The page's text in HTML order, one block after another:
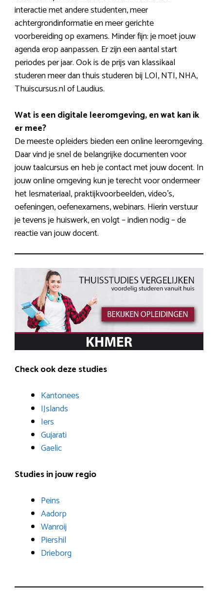
interactie met andere studenten, meer
achtergrondinformatie en meer gerichte
voorbereiding op examens. Minder fijn: je moet jouw
agenda erop aanpassen. Er zijn een aantal start
periodes per jaar. Ook is de prijs van klassikaal
studeren meer dan thuis studeren bij LOI, NTI, NHA,
Thuiscursus.nl of Laudius.
Wat is een digitale leeromgeving, en wat kan ik
er mee?
De meeste opleiders bieden een online leeromgeving.
Daar vind je snel de belangrijke documenten voor
jouw taalcursus en heb je contact met jouw docent. In
jouw online omgeving kun je terecht voor ondermeer
het lesmateriaal, praktijkvoorbeelden, video’s,
oefeningen, oefenexamens, webinars. Hierin verstuur
je tevens je huiswerk, en volgt – indien nodig – de
reactie van jouw docent.
Check ook deze studies
Kantonees
IJslands
Iers
Gujarati
Gaelic
Studies in jouw regio
Peins
Aadorp
Wanroij
Piershil
Drieborg